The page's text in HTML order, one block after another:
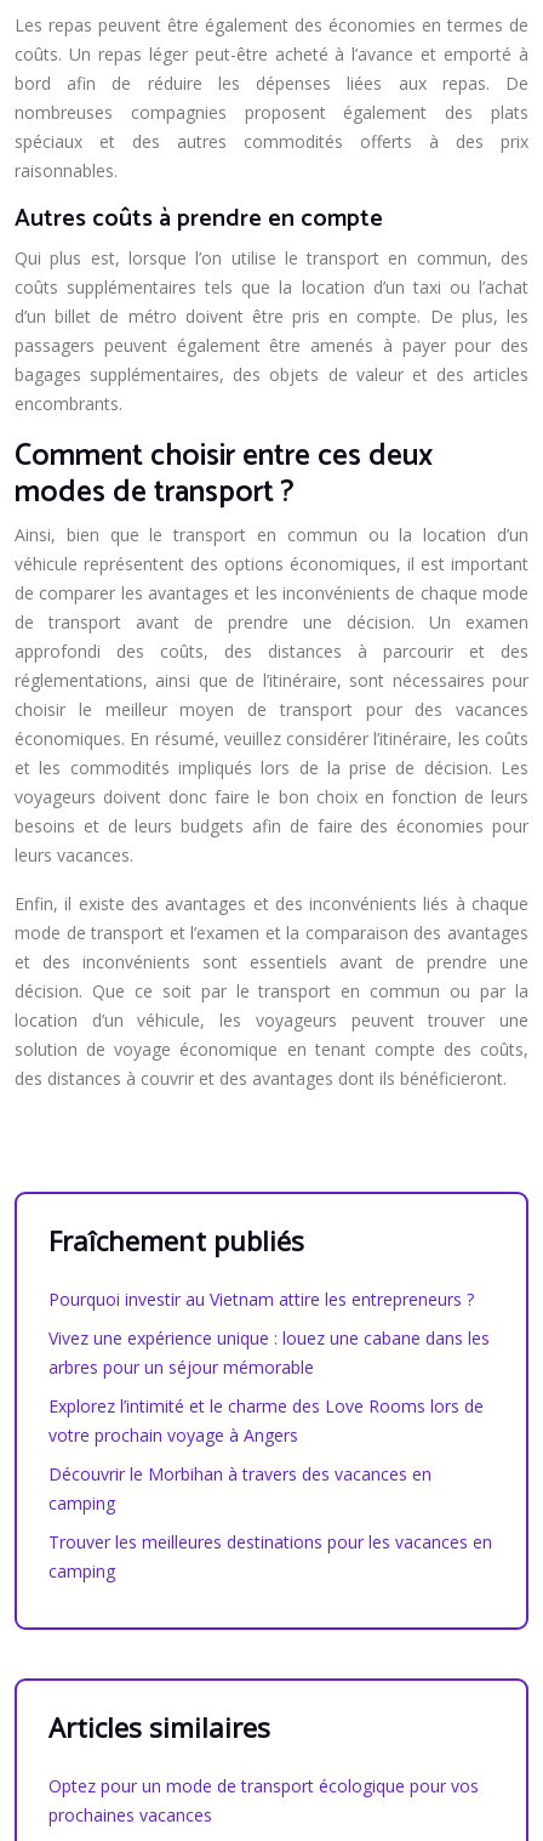
Les repas peuvent être également des économies en termes de
coûts. Un repas léger peut-être acheté à l’avance et emporté à
bord afin de réduire les dépenses liées aux repas. De
nombreuses compagnies proposent également des plats
spéciaux et des autres commodités offerts à des prix
raisonnables.
Autres coûts à prendre en compte
Qui plus est, lorsque l’on utilise le transport en commun, des
coûts supplémentaires tels que la location d’un taxi ou l’achat
d’un billet de métro doivent être pris en compte. De plus, les
passagers peuvent également être amenés à payer pour des
bagages supplémentaires, des objets de valeur et des articles
encombrants.
Comment choisir entre ces deux
modes de transport ?
Ainsi, bien que le transport en commun ou la location d’un
véhicule représentent des options économiques, il est important
de comparer les avantages et les inconvénients de chaque mode
de transport avant de prendre une décision. Un examen
approfondi des coûts, des distances à parcourir et des
réglementations, ainsi que de l’itinéraire, sont nécessaires pour
choisir le meilleur moyen de transport pour des vacances
économiques. En résumé, veuillez considérer l’itinéraire, les coûts
et les commodités impliqués lors de la prise de décision. Les
voyageurs doivent donc faire le bon choix en fonction de leurs
besoins et de leurs budgets afin de faire des économies pour
leurs vacances.
Enfin, il existe des avantages et des inconvénients liés à chaque
mode de transport et l’examen et la comparaison des avantages
et des inconvénients sont essentiels avant de prendre une
décision. Que ce soit par le transport en commun ou par la
location d’un véhicule, les voyageurs peuvent trouver une
solution de voyage économique en tenant compte des coûts,
des distances à couvrir et des avantages dont ils bénéficieront.
Fraîchement publiés
Pourquoi investir au Vietnam attire les entrepreneurs ?
Vivez une expérience unique : louez une cabane dans les
arbres pour un séjour mémorable
Explorez l’intimité et le charme des Love Rooms lors de
votre prochain voyage à Angers
Découvrir le Morbihan à travers des vacances en
camping
Trouver les meilleures destinations pour les vacances en
camping
Articles similaires
Optez pour un mode de transport écologique pour vos
prochaines vacances